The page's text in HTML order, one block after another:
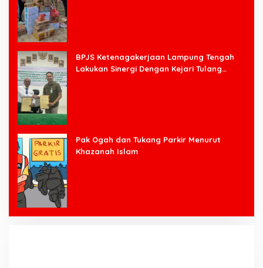
BPJS Ketenagakerjaan Lampung Tengah
Lakukan Sinergi Dengan Kejari Tulang
Pak Ogah dan Tukang Parkir Menurut
Khazanah Islam